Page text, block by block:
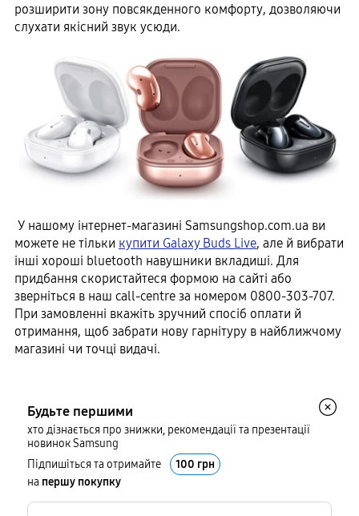
розширити зону повсякденного комфорту, дозволяючи
слухати якісний звук усюди.
У нашому інтернет-магазині Samsungshop.com.ua ви
можете не тільки купити Galaxy Buds Live, але й вибрати
інші хороші bluetooth навушники вкладиші. Для
придбання скористайтеся формою на сайті або
зверніться в наш call-centre за номером 0800-303-707.
При замовленні вкажіть зручний спосіб оплати й
отримання, щоб забрати нову гарнітуру в найближчому
магазині чи точці видачі.
Будьте першими
хто дізнається про знижки, рекомендації та презентації
новинок Samsung
Підпишіться та отримайте
100 грн
на першу покупку